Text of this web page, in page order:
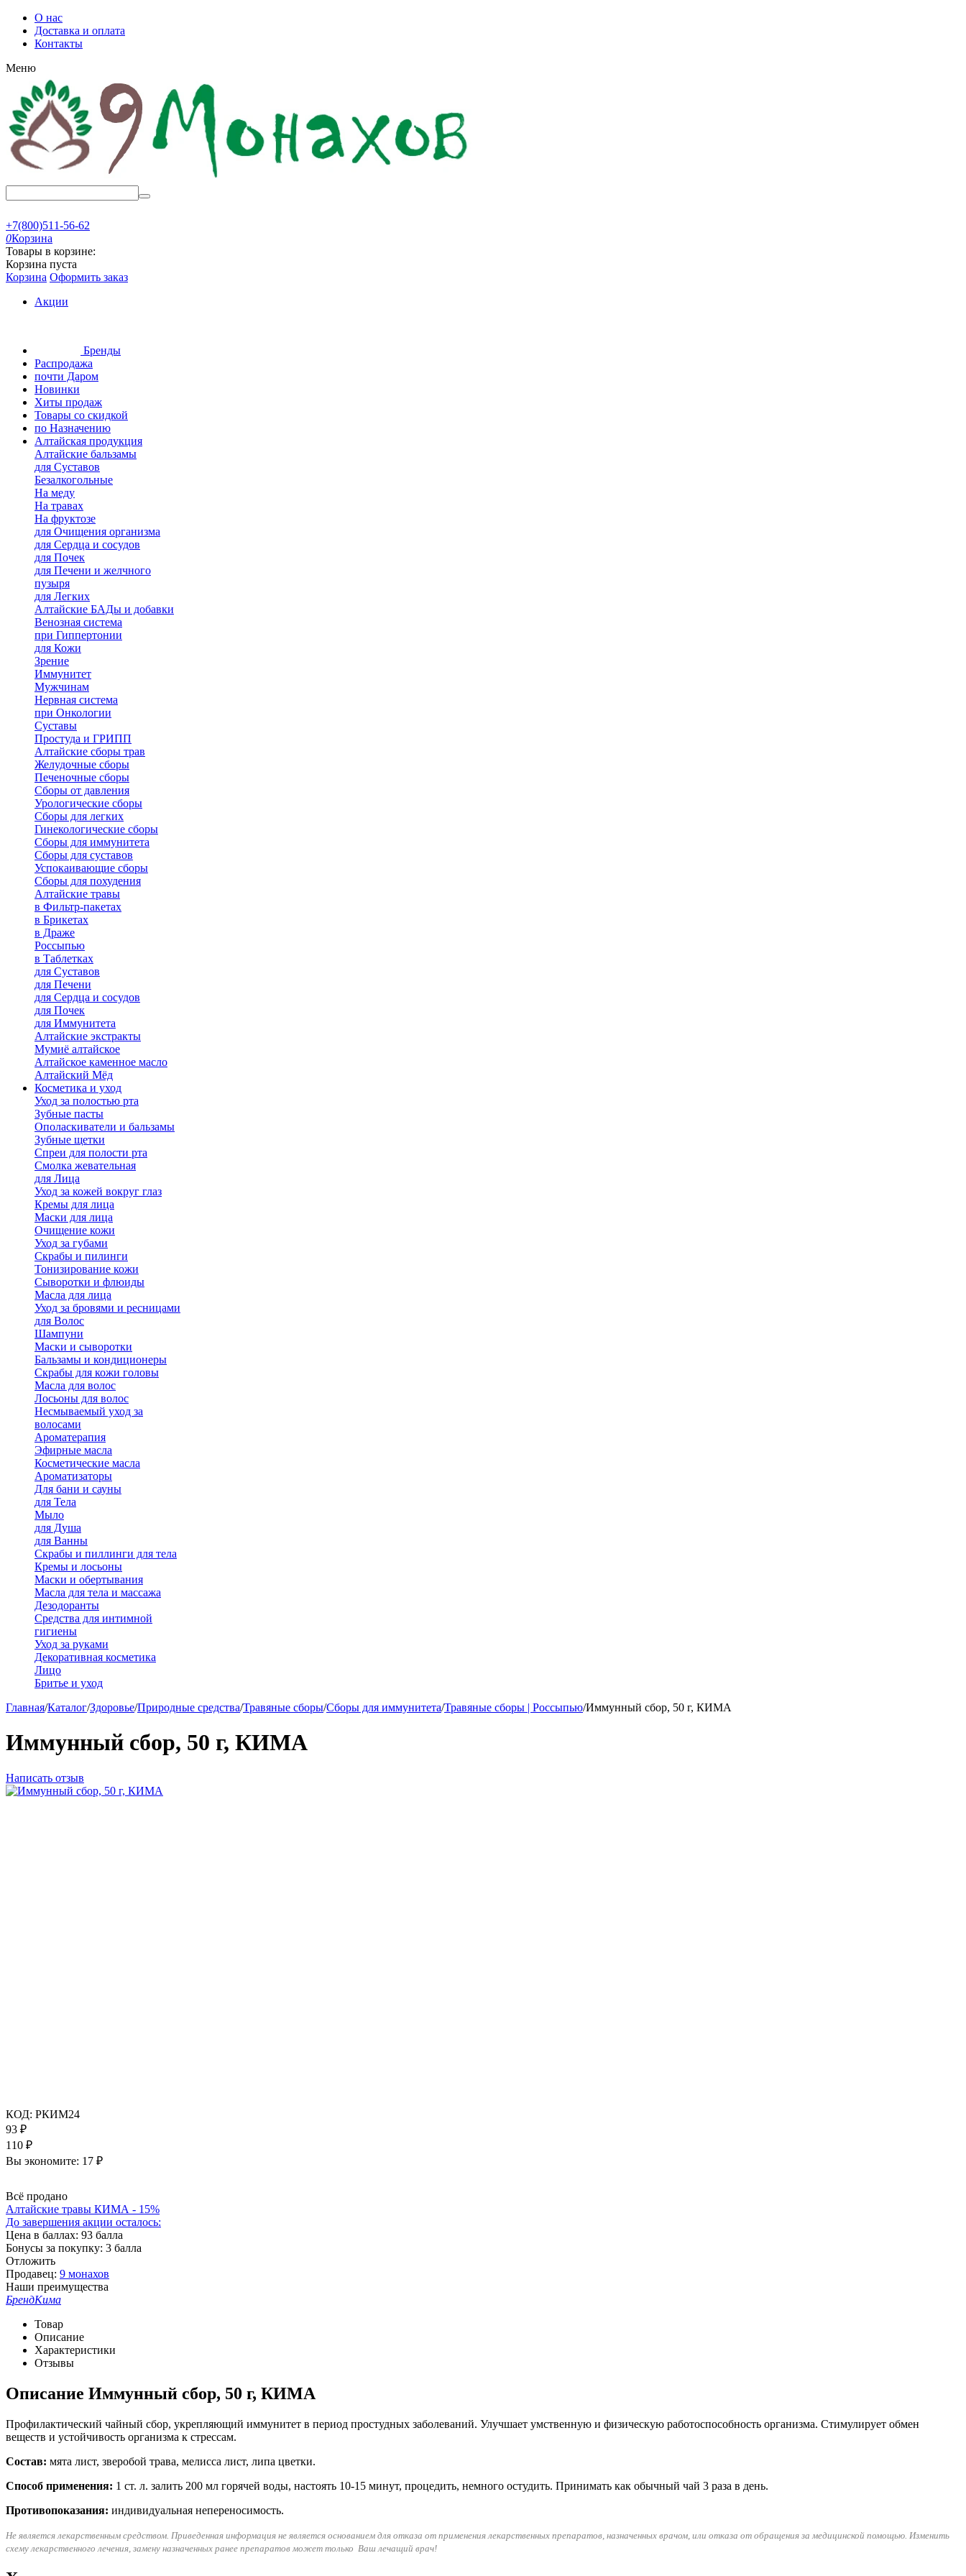
О нас
Доставка и оплата
Контакты
Меню
+7(800)511-56-62
0Корзина
Товары в корзине:
Корзина пуста
Корзина Оформить заказ
Акции
Бренды
Распродажа
почти Даром
Новинки
Хиты продаж
Товары со скидкой
по Назначению
Алтайская продукция
Алтайские бальзамы
для Суставов
Безалкогольные
На меду
На травах
На фруктозе
для Очищения организма
для Сердца и сосудов
для Почек
для Печени и желчного
пузыря
для Легких
Алтайские БАДы и добавки
Венозная система
при Гиппертонии
для Кожи
Зрение
Иммунитет
Мужчинам
Нервная система
при Онкологии
Суставы
Простуда и ГРИПП
Алтайские сборы трав
Желудочные сборы
Печеночные сборы
Сборы от давления
Урологические сборы
Сборы для легких
Гинекологические сборы
Сборы для иммунитета
Сборы для суставов
Успокаивающие сборы
Сборы для похудения
Алтайские травы
в Фильтр-пакетах
в Брикетах
в Драже
Россыпью
в Таблетках
для Cуставов
для Печени
для Сердца и сосудов
для Почек
для Иммунитета
Алтайские экстракты
Мумиё алтайское
Алтайское каменное масло
Алтайский Мёд
Косметика и уход
Уход за полостью рта
Зубные пасты
Ополаскиватели и бальзамы
Зубные щетки
Спреи для полости рта
Смолка жевательная
для Лица
Уход за кожей вокруг глаз
Кремы для лица
Маски для лица
Очищение кожи
Уход за губами
Скрабы и пилинги
Тонизирование кожи
Сыворотки и флюиды
Масла для лица
Уход за бровями и ресницами
для Волос
Шампуни
Маски и сыворотки
Бальзамы и кондиционеры
Скрабы для кожи головы
Масла для волос
Лосьоны для волос
Несмываемый уход за
волосами
Ароматерапия
Эфирные масла
Косметические масла
Ароматизаторы
Для бани и сауны
для Тела
Мыло
для Душа
для Ванны
Скрабы и пиллинги для тела
Кремы и лосьоны
Маски и обертывания
Масла для тела и массажа
Дезодоранты
Средства для интимной
гигиены
Уход за руками
Декоративная косметика
Лицо
Бритье и уход
Главная/Каталог/Здоровье/Природные средства/Травяные сборы/Сборы для иммунитета/Травяные сборы | Россыпью/Иммунный сбор, 50 г, КИМА
Иммунный сбор, 50 г, КИМА
Написать отзыв
КОД: РКИМ24
93 ₽
110 ₽
Вы экономите: 17 ₽
Всё продано
Алтайские травы КИМА - 15%
До завершения акции осталось:
Цена в баллах: 93 балла
Бонусы за покупку: 3 балла
Отложить
Продавец: 9 монахов
Наши преимущества
БрендКима
Товар
Описание
Характеристики
Отзывы
Описание Иммунный сбор, 50 г, КИМА
Профилактический чайный сбор, укрепляющий иммунитет в период простудных заболеваний. Улучшает умственную и физическую работоспособность организма. Стимулирует обмен
веществ и устойчивость организма к стрессам.
Состав: мята лист, зверобой трава, мелисса лист, липа цветки.
Способ применения: 1 ст. л. залить 200 мл горячей воды, настоять 10-15 минут, процедить, немного остудить. Принимать как обычный чай 3 раза в день.
Противопоказания: индивидуальная непереносимость.
Не является лекарственным средством. Приведенная информация не является основанием для отказа от применения лекарственных препаратов, назначенных врачом, или отказа от обращения за медицинской помощью. Изменить
схему лекарственного лечения, замену назначенных ранее препаратов может только Ваш лечащий врач!